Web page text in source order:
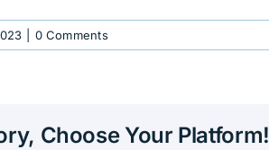
0 Comments
Choose Your Platform!